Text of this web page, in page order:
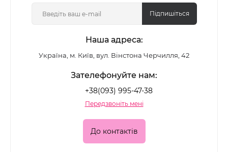
Підпишіться
Наша адреса:
Україна, м. Київ, вул. Вінстона Черчилля, 42
Зателефонуйте нам:
+38(093) 995-47-38
Передзвоніть мені
До контактів